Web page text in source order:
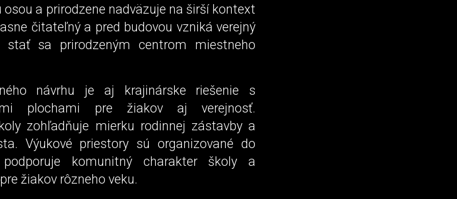
a prirodzene nadväzuje na širší kontext
čitateľný a pred budovou vzniká verejný
sa prirodzeným centrom miestneho
návrhu je aj krajinárske riešenie s
plochami pre žiakov aj verejnosť.
zohľadňuje mierku rodinnej zástavby a
Výukové priestory sú organizované do
komunitný charakter školy a
žiakov rôzneho veku.